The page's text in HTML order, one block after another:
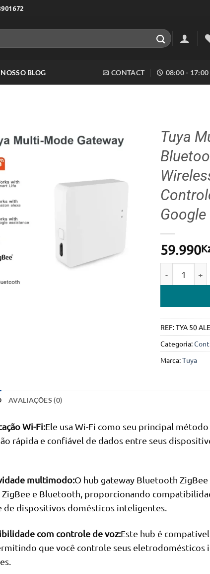
NOSSO BLOG CONTACT 08:00 - 17:00
desejos
Tuya
Google
59.990
REF:TYA 50
Categoria:
Marca:Tuya
AVALIAÇÕES (0)
Wi-Fi:Ele usa Wi-Fi como seu principal
rápida e confiável de dados entre seus
multimodo:O hub gateway Bluetooth
ZigBee e Bluetooth, proporcionando
de dispositivos domésticos inteligentes.
com controle de voz:Este hub é
que você controle seus eletrodomésticos